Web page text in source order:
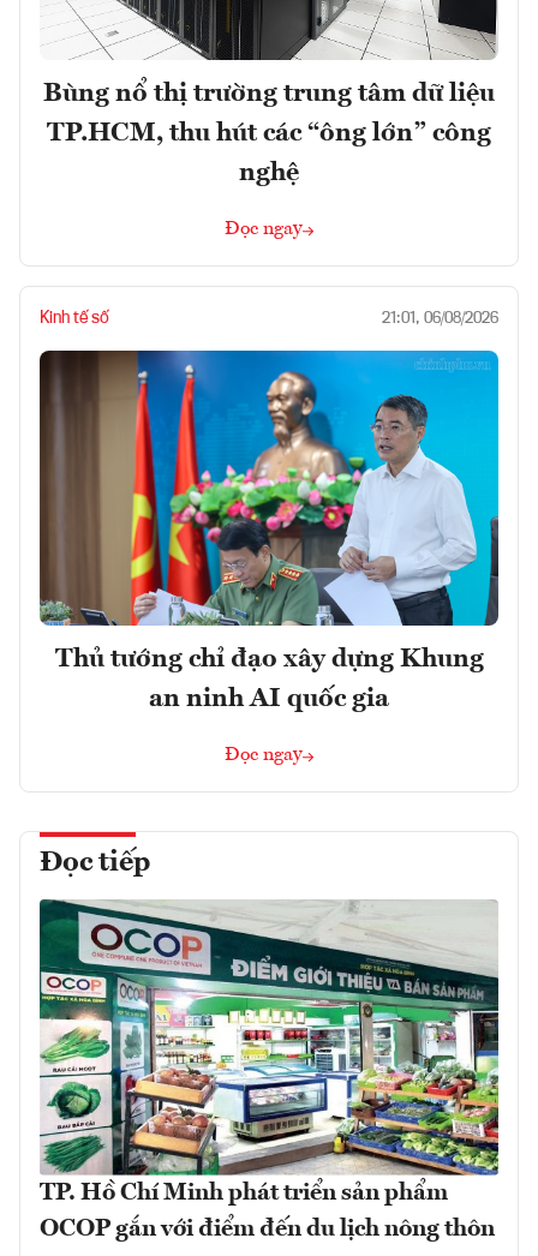
Bùng nổ thị trường trung tâm dữ liệu
TP.HCM, thu hút các “ông lớn” công
nghệ
Đọc ngay
Kinh tế số 21:01, 06/08/2026
Thủ tướng chỉ đạo xây dựng Khung
an ninh AI quốc gia
Đọc ngay
Đọc tiếp
TP. Hồ Chí Minh phát triển sản phẩm
OCOP gắn với điểm đến du lịch nông thôn